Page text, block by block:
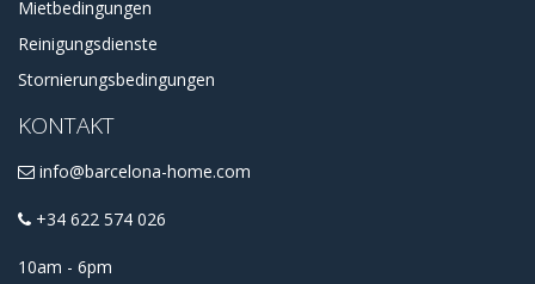
Mietbedingungen
Reinigungsdienste
Stornierungsbedingungen
KONTAKT
info@barcelona-home.com
+34 622 574 026
10am - 6pm